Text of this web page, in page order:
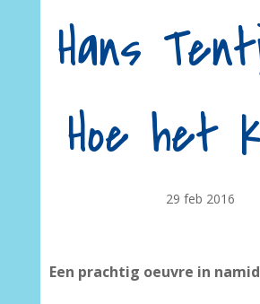
Hans
Hoe het
29 feb 2016
Een prachtig oeuvre in